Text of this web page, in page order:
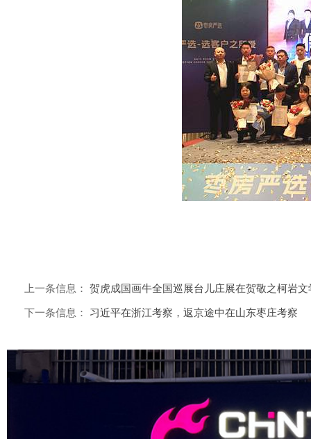
上一条信息： 贺虎成国画牛全国巡展台儿庄展在贺敬之柯岩
下一条信息： 习近平在浙江考察，返京途中在山东枣庄考察